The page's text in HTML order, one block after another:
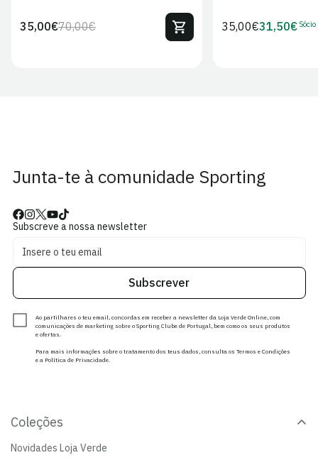
Preço
70,00€Preço
35,00€
Preço
35,00€Preço
31,50€ Sócio
Junta-te à comunidade Sporting
Subscreve a nossa newsletter
Subscrever
Ao partilhares o teu email, concordas em receber a newsletter da Loja Verde Online, com
comunicações de marketing sobre o Sporting Clube de Portugal, bem como os seus produtos
e ofertas.
Para mais informações sobre o tratamento dos teus dados, consulta os Termos e Condições
e a Política de Privacidade.
Coleções
Novidades Loja Verde